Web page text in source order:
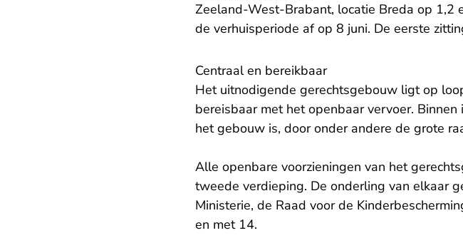
Zeeland-West-Brabant, locatie Breda op 1,2
de verhuisperiode af op 8 juni. De eerste
Centraal en bereikbaar
Het uitnodigende gerechtsgebouw ligt op
bereisbaar met het openbaar vervoer.
het gebouw is, door onder andere de grote
Alle openbare voorzieningen van het
tweede verdieping. De onderling van elkaar
Ministerie, de Raad voor de
en met 14.